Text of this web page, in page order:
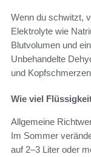
Wenn du schwitzt,
Elektrolyte wie
Blutvolumen und
Unbehandelte
und
Wie viel
Allgemeine
Im Sommer
auf 2–3 Liter oder